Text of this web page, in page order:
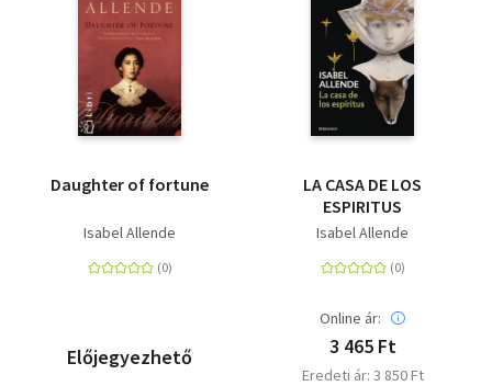
Daughter of fortune
Isabel Allende
Előjegyezhető
LA CASA DE LOS
ESPIRITUS
Isabel Allende
Online ár:
3 465 Ft
Eredeti ár: 3 850 Ft